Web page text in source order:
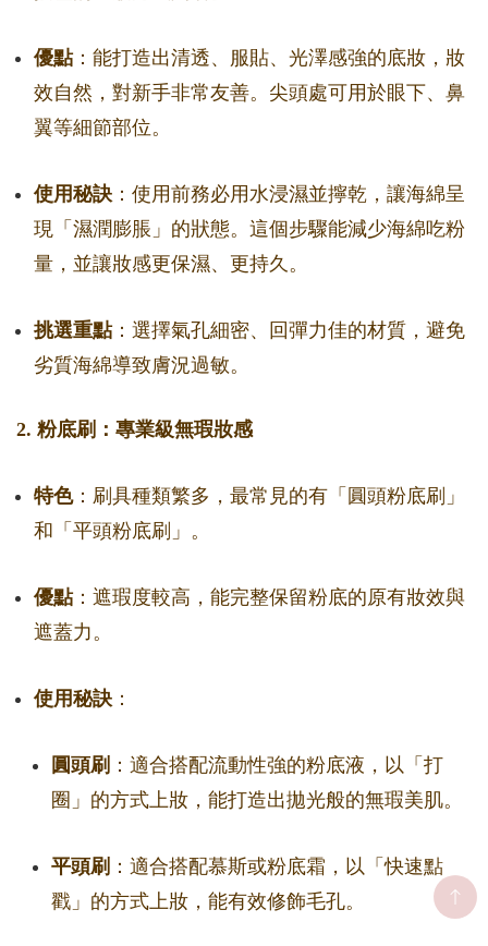
優點：能打造出清透、服貼、光澤感強的底妝，妝
效自然，對新手非常友善。尖頭處可用於眼下、鼻
翼等細節部位。
使用秘訣 ：使用前務必用水浸濕並擰乾，讓海綿呈
現「濕潤膨脹」的狀態。這個步驟能減少海綿吃粉
量，並讓妝感更保濕、更持久。
挑選重點：選擇氣孔細密、回彈力佳的材質，避免
劣質海綿導致膚況過敏。
2. 粉底刷：專業級無瑕妝感
特色：刷具種類繁多，最常見的有「圓頭粉底刷」
和「平頭粉底刷」。
優點：遮瑕度較高，能完整保留粉底的原有妝效與
遮蓋力。
使用秘訣 ：
圓頭刷 ：適合搭配流動性強的粉底液，以「打
圈」的方式上妝，能打造出拋光般的無瑕美肌。
平頭刷 ：適合搭配慕斯或粉底霜，以「快速點
戳」的方式上妝，能有效修飾毛孔。